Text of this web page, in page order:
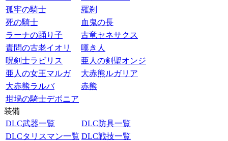
孤牢の騎士
羅刹
死の騎士
血鬼の長
ラーナの踊り子
古竜セネサクス
責問の古老イオリ
嘆き人
呪剣士ラビリス
亜人の剣聖オンジ
亜人の女王マルガ
大赤熊ルガリア
大赤熊ラルバ
赤熊
坩堝の騎士デボニア
装備
DLC武器一覧
DLC防具一覧
DLCタリスマン一覧 DLC戦技一覧